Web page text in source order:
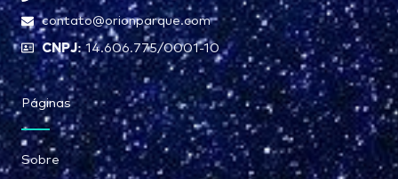
Páginas
Sobre
contato@orionparque.com
CNPJ:14.606.775/0001-10